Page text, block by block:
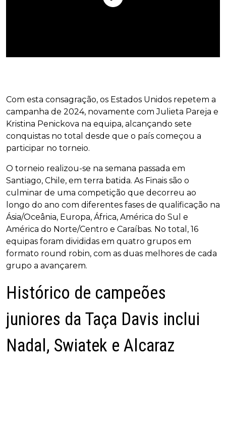
Com esta consagração, os Estados Unidos repetem a
campanha de 2024, novamente com Julieta Pareja e
Kristina Penickova na equipa, alcançando sete
conquistas no total desde que o país começou a
participar no torneio.
O torneio realizou-se na semana passada em
Santiago, Chile, em terra batida. As Finais são o
culminar de uma competição que decorreu ao
longo do ano com diferentes fases de qualificação na
Ásia/Oceânia, Europa, África, América do Sul e
América do Norte/Centro e Caraíbas. No total, 16
equipas foram divididas em quatro grupos em
formato round robin, com as duas melhores de cada
grupo a avançarem.
Histórico de campeões
juniores da Taça Davis inclui
Nadal, Swiatek e Alcaraz